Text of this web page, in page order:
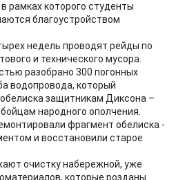
рамках которого студенты
благоустройством
недель проводят рейды по
и технического мусора.
разобрано 300 погонных
водопровода, который
защитникам Диксона –
народного ополчения.
фрагмент обелиска -
и восстановили старое
очистку набережной, уже
которые розданы